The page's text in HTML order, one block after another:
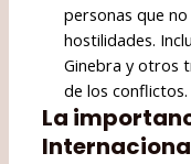
personas que
hostilidades.
Ginebra y otros
de los conflictos.
La